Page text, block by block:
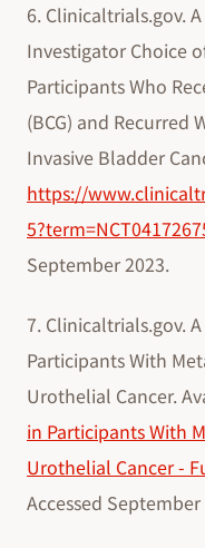
6. Clinicaltrials.gov.
Investigator Choice
Participants Who
(BCG) and Recurred
Invasive Bladder
https://
September 2023.
7. Clinicaltrials.gov.
Participants With
Urothelial Cancer.
in Participants With
Urothelial Cancer -
Accessed September